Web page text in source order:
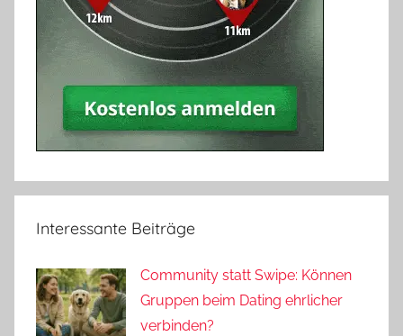
Interessante Beiträge
Community statt Swipe: Können
Gruppen beim Dating ehrlicher
verbinden?